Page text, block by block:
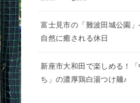
富士見市の「難波田城公園
自然に癒される休日
新座市大和田で楽しめる！
ち」の濃厚鶏白湯つけ麺♪